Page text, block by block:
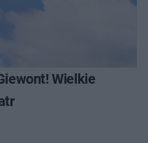
Wielkie